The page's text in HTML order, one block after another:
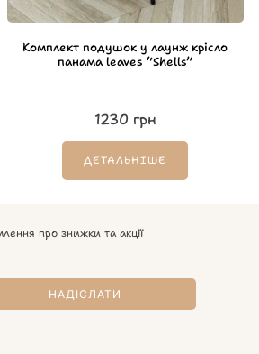
Комплект подушок у лаунж крісло
панама leaves “Shells”
1230 грн
ДЕТАЛЬНІШЕ
про знижки та акції